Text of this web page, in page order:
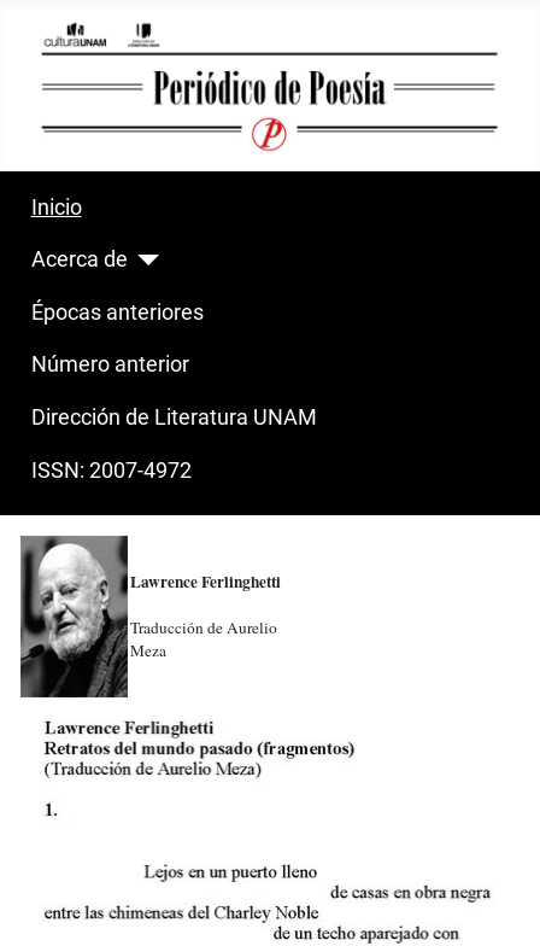
Inicio
Acerca de
Épocas anteriores
Número anterior
Dirección de Literatura UNAM
ISSN: 2007-4972
Lawrence Ferlinghetti
Traducción de Aurelio
Meza